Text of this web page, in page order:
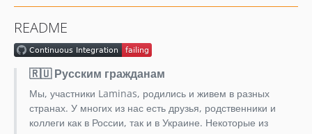
1.11.x-dev
1.11.0
1.10.x-dev
1.9.x-dev
1.9.1
README
🇷🇺 Русским гражданам
Мы, участники Laminas, родились и живем в разных
странах. У многих из нас есть друзья, родственники и
коллеги как в России, так и в Украине. Некоторые из